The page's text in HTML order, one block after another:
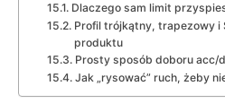
Dlaczego sam limit
Profil trójkątny, trapezowy i
produktu
Prosty sposób doboru acc/
Jak „rysować” ruch, żeby